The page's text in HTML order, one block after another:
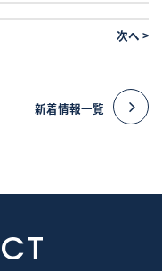
次へ >
新着情報一覧